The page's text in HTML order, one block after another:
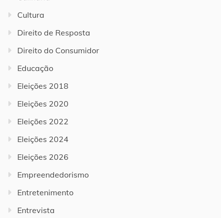
Cultura
Direito de Resposta
Direito do Consumidor
Educação
Eleições 2018
Eleições 2020
Eleições 2022
Eleições 2024
Eleições 2026
Empreendedorismo
Entretenimento
Entrevista